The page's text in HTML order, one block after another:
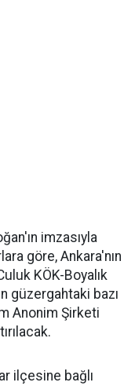
imzasıyla
göre, Ankara'nın
KÖK-Boyalık
güzergahtaki bazı
Anonim Şirketi
ilçesine bağlı